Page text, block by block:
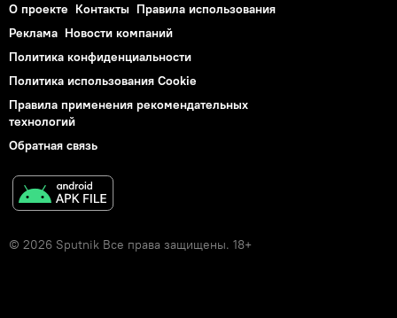
О проекте Контакты Правила использования
Реклама Новости компаний
Политика конфиденциальности
Политика использования Cookie
Правила применения рекомендательных
технологий
Обратная связь
© 2026 Sputnik Все права защищены. 18+